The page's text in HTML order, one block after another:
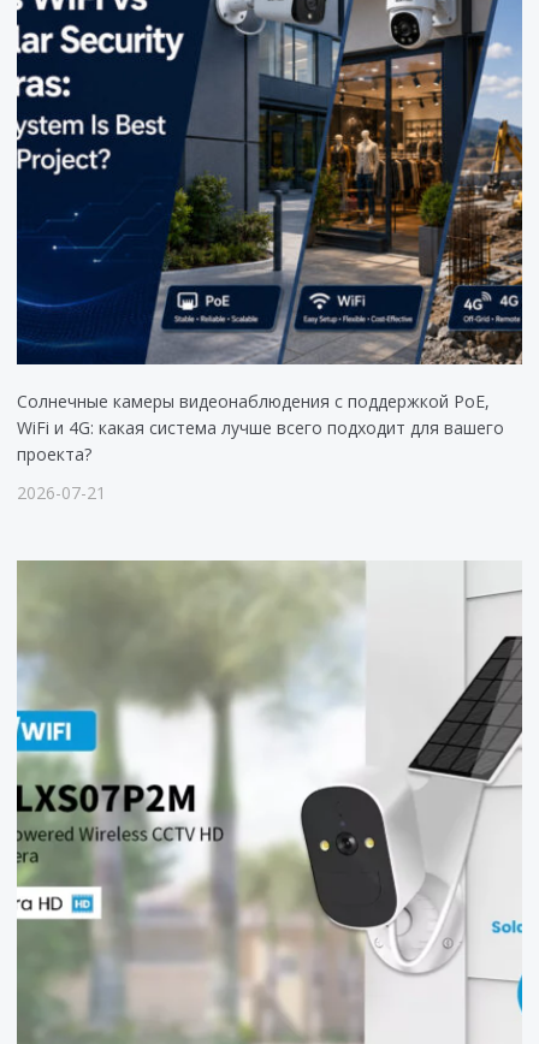
Солнечные камеры видеонаблюдения с поддержкой PoE,
WiFi и 4G: какая система лучше всего подходит для вашего
проекта?
2026-07-21